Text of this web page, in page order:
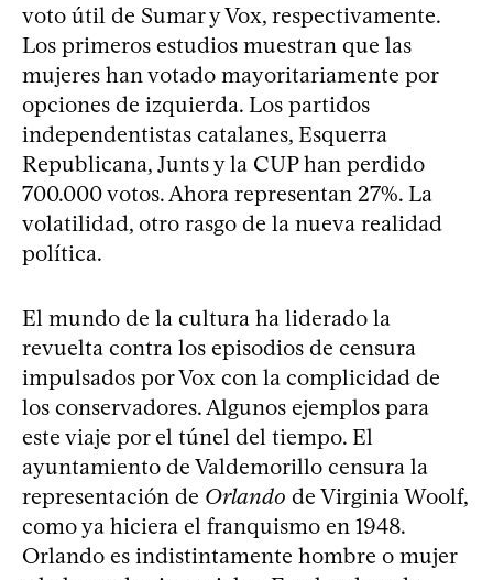
voto útil de Sumar y Vox, respectivamente.
Los primeros estudios muestran que las
mujeres han votado mayoritariamente por
opciones de izquierda. Los partidos
independentistas catalanes, Esquerra
Republicana, Junts y la CUP han perdido
700.000 votos. Ahora representan 27%. La
volatilidad, otro rasgo de la nueva realidad
política.
El mundo de la cultura ha liderado la
revuelta contra los episodios de censura
impulsados por Vox con la complicidad de
los conservadores. Algunos ejemplos para
este viaje por el túnel del tiempo. El
ayuntamiento de Valdemorillo censura la
representación de Orlando de Virginia Woolf,
como ya hiciera el franquismo en 1948.
Orlando es indistintamente hombre o mujer